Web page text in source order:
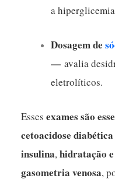
a
Dosagem de
—avalia
eletrolíticos.
Essesexames são
cetoacidose diabética
insulina,hidratação
gasometria venosa,